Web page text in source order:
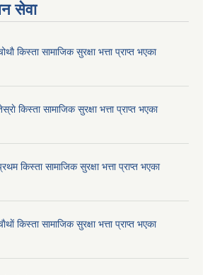
सेवा
सामाजिक सुरक्षा भत्ता प्राप्त भएका
किस्ता सामाजिक सुरक्षा भत्ता प्राप्त भएका
किस्ता सामाजिक सुरक्षा भत्ता प्राप्त भएका
सामाजिक सुरक्षा भत्ता प्राप्त भएका